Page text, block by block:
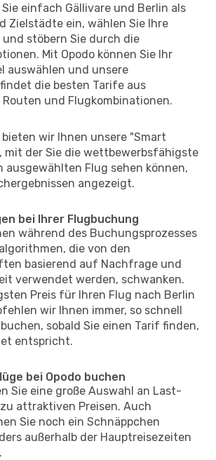
einfach Gällivare und Berlin als
Zielstädte ein, wählen Sie Ihre
und stöbern Sie durch die
Mit Opodo können Sie Ihr
auswählen und unsere
die besten Tarife aus
Routen und Flugkombinationen.
wir Ihnen unsere "Smart
mit der Sie die wettbewerbsfähigste
ausgewählten Flug sehen können,
angezeigt.
bei Ihrer Flugbuchung
während des Buchungsprozesses
die von den
basierend auf Nachfrage und
verwendet werden, schwanken.
Preis für Ihren Flug nach Berlin
wir Ihnen immer, so schnell
sobald Sie einen Tarif finden,
entspricht.
bei Opodo buchen
Sie eine große Auswahl an Last-
attraktiven Preisen. Auch
Sie noch ein Schnäppchen
außerhalb der Hauptreisezeiten